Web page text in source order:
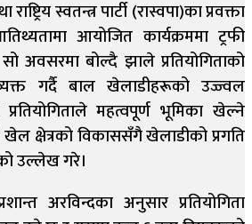
स्वतन्त्र पार्टी (रास्वपा)का प्रवक्ता
आयोजित कार्यक्रममा ट्रफी
अवसरमा बोल्दै झाले प्रतियोगिताको
गर्दै बाल खेलाडीहरूको उज्ज्वल
महत्वपूर्ण भूमिका खेल्ने
क्षेत्रको विकाससँगै खेलाडीको प्रगति
उल्लेख गरे।
अरविन्दका अनुसार प्रतियोगिता